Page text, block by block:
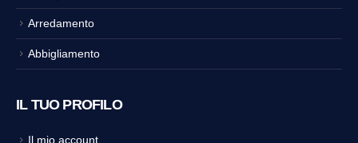
Arredamento
Abbigliamento
IL TUO PROFILO
Il mio account